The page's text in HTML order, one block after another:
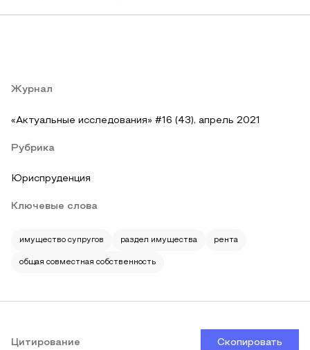
Журнал
«Актуальные исследования» #16 (43), апрель 2021
Рубрика
Юриспруденция
Ключевые слова
имущество супругов раздел имущества рента
общая совместная собственность
Цитирование Скопировать